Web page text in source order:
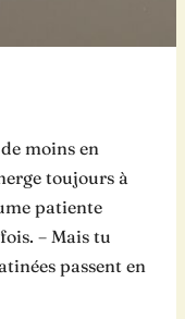
moins en
toujours à
patiente
– Mais tu
passent en